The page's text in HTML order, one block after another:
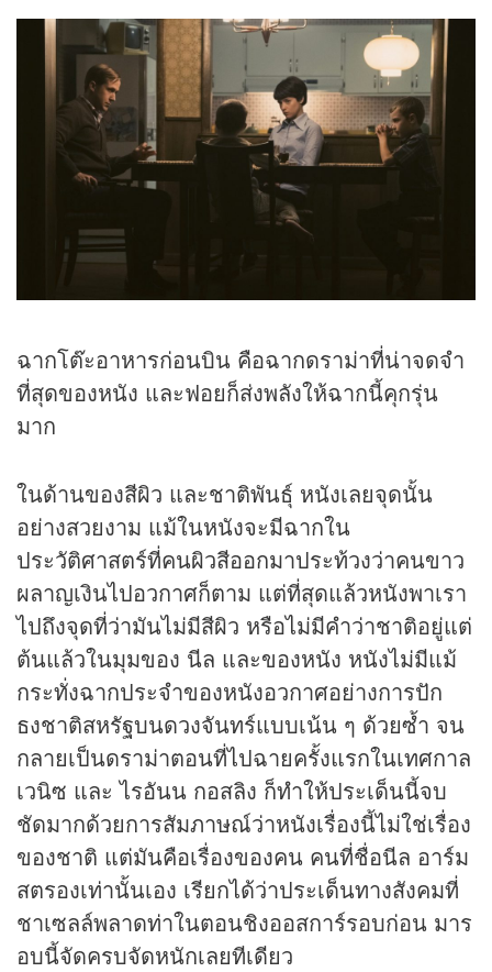
ฉากโต๊ะอาหารก่อนบิน คือฉากดราม่าที่น่าจดจำ
ที่สุดของหนัง และฟอยก็ส่งพลังให้ฉากนี้คุกรุ่น
มาก
ในด้านของสีผิว และชาติพันธุ์ หนังเลยจุดนั้น
อย่างสวยงาม แม้ในหนังจะมีฉากใน
ประวัติศาสตร์ที่คนผิวสีออกมาประท้วงว่าคนขาว
ผลาญเงินไปอวกาศก็ตาม แต่ที่สุดแล้วหนังพาเรา
ไปถึงจุดที่ว่ามันไม่มีสีผิว หรือไม่มีคำว่าชาติอยู่แต่
ต้นแล้วในมุมของ นีล และของหนัง หนังไม่มีแม้
กระทั่งฉากประจำของหนังอวกาศอย่างการปัก
ธงชาติสหรัฐบนดวงจันทร์แบบเน้น ๆ ด้วยซ้ำ จน
กลายเป็นดราม่าตอนที่ไปฉายครั้งแรกในเทศกาล
เวนิซ และ ไรอันน กอสลิง ก็ทำให้ประเด็นนี้จบ
ชัดมากด้วยการสัมภาษณ์ว่าหนังเรื่องนี้ไม่ใช่เรื่อง
ของชาติ แต่มันคือเรื่องของคน คนที่ชื่อนีล อาร์ม
สตรองเท่านั้นเอง เรียกได้ว่าประเด็นทางสังคมที่
ชาเซลล์พลาดท่าในตอนชิงออสการ์รอบก่อน มาร
อบนี้จัดครบจัดหนักเลยทีเดียว